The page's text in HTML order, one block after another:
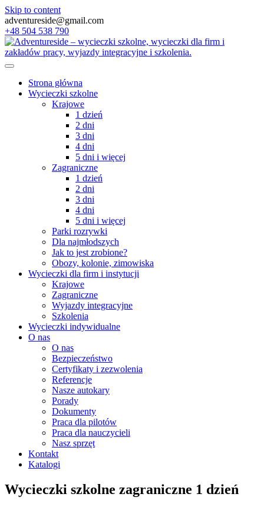
Skip to content
adventureside@gmail.com
+48 504 538 790
Strona główna
Wycieczki szkolne
Krajowe
1 dzień
2 dni
3 dni
4 dni
5 dni i więcej
Zagraniczne
1 dzień
2 dni
3 dni
4 dni
5 dni i więcej
Parki rozrywki
Dla najmłodszych
Jak to jest zrobione?
Obozy, kolonie, zimowiska
Wycieczki dla firm i instytucji
Krajowe
Zagraniczne
Wyjazdy integracyjne
Szkolenia
Wycieczki indywidualne
O nas
O nas
Bezpieczeństwo
Certyfikaty i zezwolenia
Referencje
Nasze autokary
Porady
Dokumenty
Praca dla pilotów
Praca dla nauczycieli
Nasz sprzęt
Kontakt
Katalogi
Wycieczki szkolne zagraniczne 1 dzień